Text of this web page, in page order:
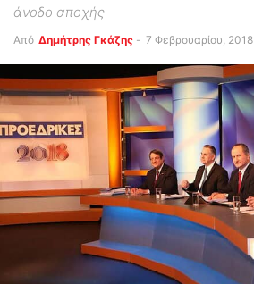
άνοδο αποχής
Από Δημήτρης Γκάζης - 7 Φεβρουαρίου, 2018